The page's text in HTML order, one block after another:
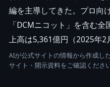
編を主導してきた。プロ向
「DCMニコット」を含む
上高は5,361億円（2025年2
AIが公式サイトの情報から作成し
サイト・開示資料をご確認ください